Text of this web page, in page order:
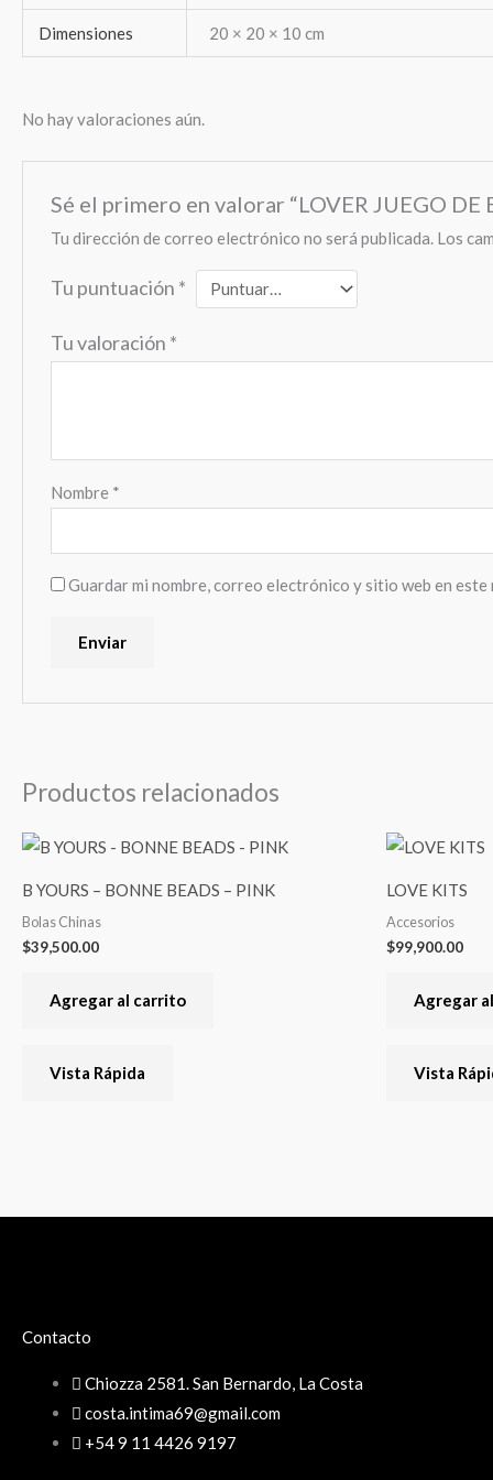
Dimensiones 20 × 20 × 10 cm
No hay valoraciones aún.
Sé el primero en valorar “LOVER JUEGO
Tu dirección de correo electrónico no será publicada. Los
Tu puntuación *
Tu valoración *
Nombre *
Guardar mi nombre, correo electrónico y sitio web en
Productos relacionados
B YOURS – BONNE BEADS – PINK
Bolas Chinas
$39,500.00
Agregar al carrito
Vista Rápida
LOVE KITS
Accesorios
$99,900.00
Agregar
Vista
Contacto
Chiozza 2581. San Bernardo, La Costa
costa.intima69@gmail.com
+54 9 11 4426 9197